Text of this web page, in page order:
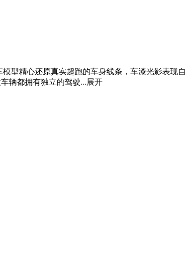
型精心还原真实超跑的车身线条，车漆光影表现自
辆都拥有独立的驾驶...展开